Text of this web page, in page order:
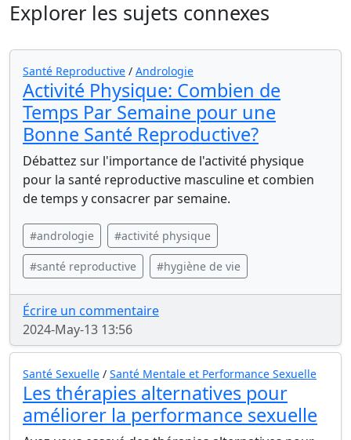
Explorer les sujets connexes
Santé Reproductive / Andrologie
Activité Physique: Combien de
Temps Par Semaine pour une
Bonne Santé Reproductive?
Débattez sur l'importance de l'activité physique
pour la santé reproductive masculine et combien
de temps y consacrer par semaine.
#andrologie #activité physique
#santé reproductive #hygiène de vie
Écrire un commentaire
2024-May-13 13:56
Santé Sexuelle / Santé Mentale et Performance Sexuelle
Les thérapies alternatives pour
améliorer la performance sexuelle